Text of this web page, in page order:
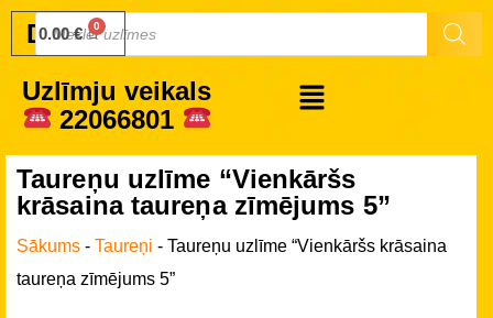
Druku.lv
0.00€
Uzlīmju veikals
22066801
Taureņu uzlīme “Vienkāršs
krāsaina taureņa zīmējums 5”
Sākums - Taureņi - Taureņu uzlīme “Vienkāršs krāsaina
taureņa zīmējums 5”